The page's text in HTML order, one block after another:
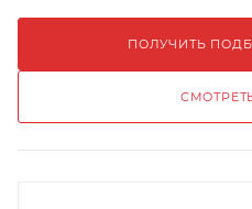
ПОЛУЧИТЬ